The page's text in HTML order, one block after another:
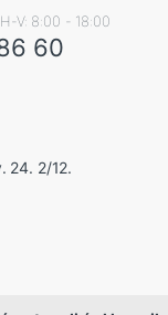
V: 8:00 - 18:00
60
24. 2/12.